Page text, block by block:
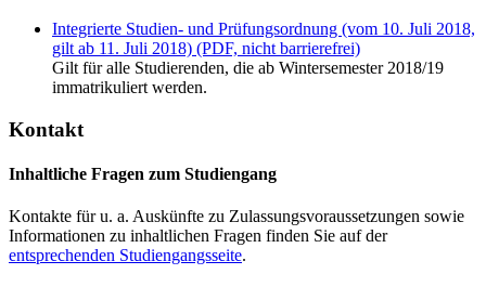
Integrierte Studien- und Prüfungsordnung (vom 10. Juli 2018,
gilt ab 11. Juli 2018) (PDF, nicht barrierefrei)
Gilt für alle Studierenden, die ab Wintersemester 2018/19
immatrikuliert werden.
Kontakt
Inhaltliche Fragen zum Studiengang
Kontakte für u. a. Auskünfte zu Zulassungsvoraussetzungen sowie
Informationen zu inhaltlichen Fragen finden Sie auf der
entsprechenden Studiengangsseite.